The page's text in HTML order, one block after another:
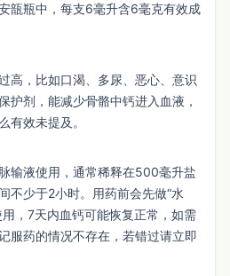
瓿瓶中，每支6毫升含6毫克有效成
高，比如口渴、多尿、恶心、意识
护剂，能减少骨骼中钙进入血液，
有效未提及。
输液使用，通常稀释在500毫升盐
不少于2小时。用药前会先做“水
，7天内血钙可能恢复正常，如需
服药的情况不存在，若错过请立即